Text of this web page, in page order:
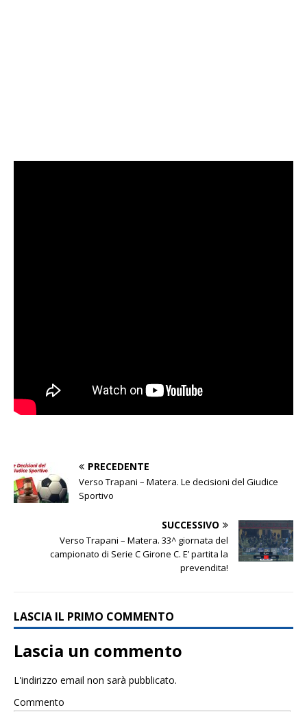
PRECEDENTE
Verso Trapani – Matera. Le decisioni del Giudice
Sportivo
SUCCESSIVO
Verso Trapani – Matera. 33^ giornata del
campionato di Serie C Girone C. E’ partita la
prevendita!
LASCIA IL PRIMO COMMENTO
Lascia un commento
L'indirizzo email non sarà pubblicato.
Commento